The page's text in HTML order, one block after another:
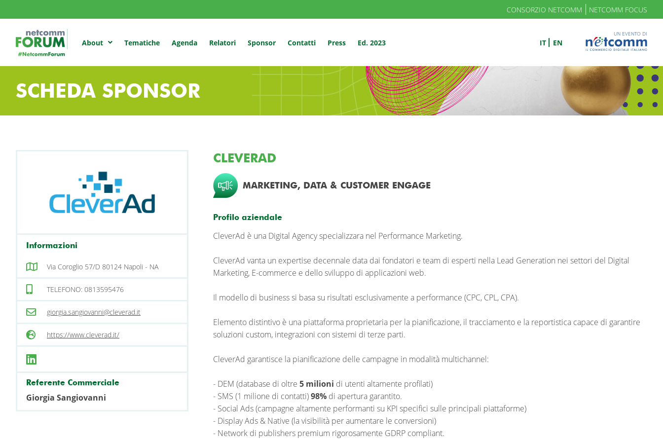
CONSORZIO NETCOMM NETCOMM FOCUS
About Tematiche Agenda Relatori Sponsor Contatti Press Ed. 2023 IT EN
UN EVENTO DI
SCHEDA SPONSOR
Informazioni
Via Coroglio 57/D 80124 Napoli - NA
TELEFONO: 0813595476
giorgia.sangiovanni@cleverad.it
https://www.cleverad.it/
Referente Commerciale
Giorgia Sangiovanni
CLEVERAD
MARKETING, DATA & CUSTOMER ENGAGE
Profilo aziendale
CleverAd è una Digital Agency specializzara nel Performance Marketing.
CleverAd vanta un expertise decennale data dai fondatori e team di esperti nella Lead Generation nei settori del Digital
Marketing, E-commerce e dello sviluppo di applicazioni web.
Il modello di business si basa su risultati esclusivamente a performance (CPC, CPL, CPA).
Elemento distintivo è una piattaforma proprietaria per la pianificazione, il tracciamento e la reportistica capace di garantire
soluzioni custom, integrazioni con sistemi di terze parti.
CleverAd garantisce la pianificazione delle campagne in modalità multichannel:
- DEM (database di oltre 5 milioni di utenti altamente profilati)
- SMS (1 milione di contatti)98% di apertura garantito.
- Social Ads (campagne altamente performanti su KPI specifici sulle principali piattaforme)
- Display Ads & Native (la visibilità per aumentare le conversioni)
- Network di publishers premium rigorosamente GDRP compliant.